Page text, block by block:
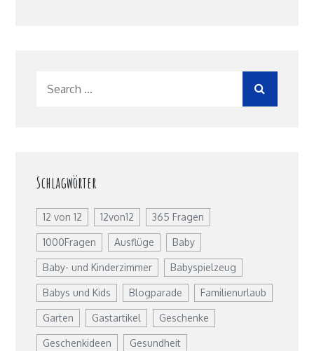
Schlagwörter
12 von 12 12von12 365 Fragen
1000Fragen Ausflüge Baby
Baby- und Kinderzimmer Babyspielzeug
Babys und Kids Blogparade Familienurlaub
Garten Gastartikel Geschenke
Geschenkideen Gesundheit